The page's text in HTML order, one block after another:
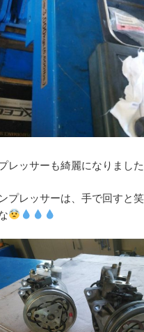
レッサーも綺麗になりました
プレッサーは、手で回すと